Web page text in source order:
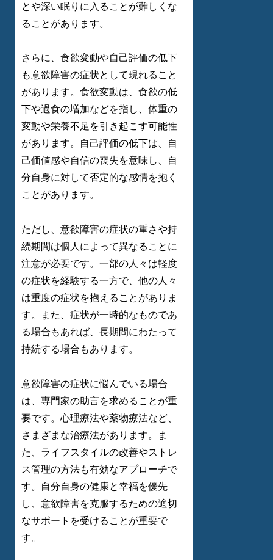
とや深い眠りに入ることが難しくな
ることがあります。
さらに、食欲変動や自己評価の低下
も意欲障害の症状として現れること
があります。食欲変動は、食欲の低
下や過食の増加などを指し、体重の
変動や栄養不足を引き起こす可能性
があります。自己評価の低下は、自
己価値感や自信の喪失を意味し、自
分自身に対して否定的な感情を抱く
ことがあります。
ただし、意欲障害の症状の重さや持
続期間は個人によって異なることに
注意が必要です。一部の人々は軽度
の症状を経験する一方で、他の人々
は重度の症状を抱えることがありま
す。また、症状が一時的なものであ
る場合もあれば、長期間にわたって
持続する場合もあります。
意欲障害の症状に悩んでいる場合
は、専門家の助言を求めることが重
要です。心理療法や薬物療法など、
さまざまな治療法があります。ま
た、ライフスタイルの改善やストレ
ス管理の方法も有効なアプローチで
す。自分自身の健康と幸福を優先
し、意欲障害を克服するための適切
なサポートを受けることが重要で
す。